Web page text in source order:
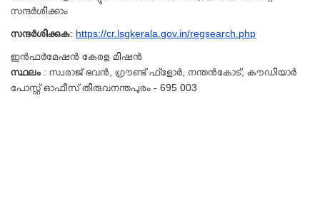
സന്ദർശിക്കാം
സന്ദർശിക്കുക: https://cr.lsgkerala.gov.in/regsearch.php
ഇൻഫർമേഷൻ കേരള മിഷൻ
സ്ഥലം : സ്വരാജ് ഭവൻ, ഗ്രൗണ്ട് ഫ്ളോർ, നന്തൻകോട്, കൗഡിയാർ
പോസ്റ്റ് ഓഫീസ് തിരുവനന്തപുരം - 695 003